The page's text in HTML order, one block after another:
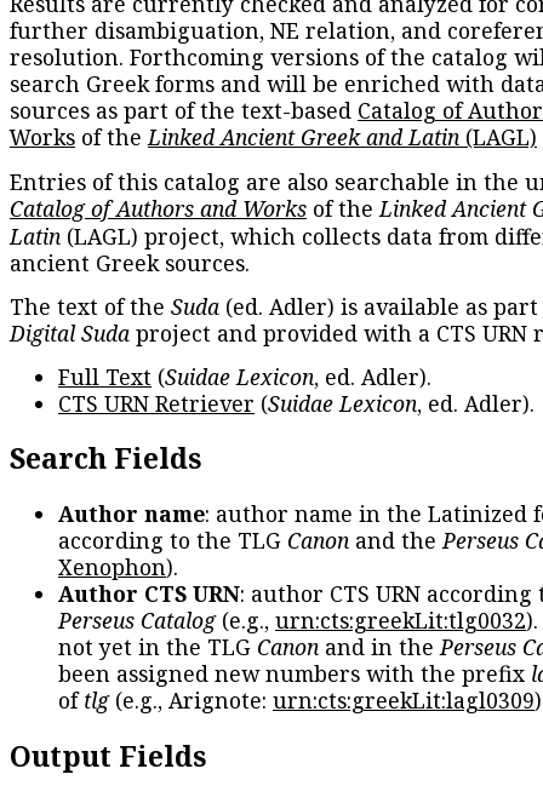
further disambiguation, NE relation, and
resolution. Forthcoming versions of the catalog
search Greek forms and will be enriched with
sources as part of the text-based Catalog of
Works of theLinked Ancient Greek and Latin (LAGL)
Entries of this catalog are also searchable in the
Catalog of Authors and Works of theLinked Ancient
Latin (LAGL) project, which collects data from
ancient Greek sources.
The text of the Suda (ed. Adler) is available as
Digital Suda project and provided with a CTS URN
Full Text (Suidae Lexicon, ed. Adler).
CTS URN Retriever (Suidae Lexicon, ed. Adler).
Search Fields
Author name: author name in the Latinized
according to the TLG Canon and thePerseus
Xenophon).
Author CTS URN: author CTS URN according
Perseus Catalog(e.g., urn:cts:greekLit:tlg0032
not yet in the TLG Canon and in thePerseus
been assigned new numbers with the prefix
oftlg(e.g., Arignote: urn:cts:greekLit:lagl0309
Output Fields